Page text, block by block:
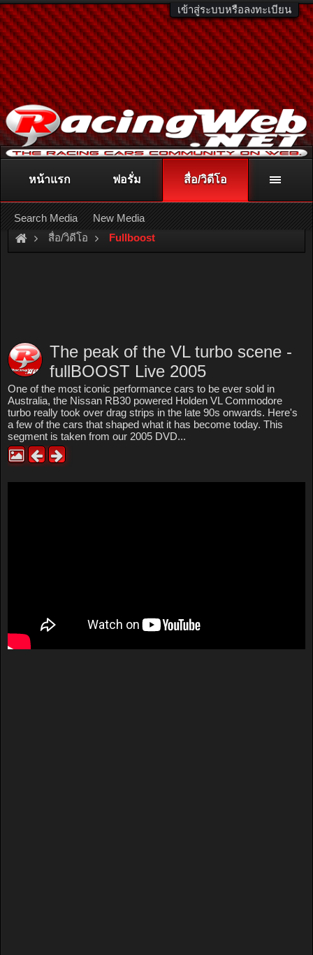
เข้าสู่ระบบหรือลงทะเบียน
ติดต่อลงโฆษณา racingweb@gmail.comหรือโทร. 081-811-1138
หรืออ่านรายละเอียดเพิ่มเติม คลิกที่นี่
สื่อ/วิดีโอ Fullboost
The peak of the VL turbo scene -
fullBOOST Live 2005
One of the most iconic performance cars to be ever sold in
Australia, the Nissan RB30 powered Holden VL Commodore
turbo really took over drag strips in the late 90s onwards. Here's
a few of the cars that shaped what it has become today. This
segment is taken from our 2005 DVD...
หน้าแรก ฟอรั่ม สื่อ/วิดีโอ
Search Media New Media